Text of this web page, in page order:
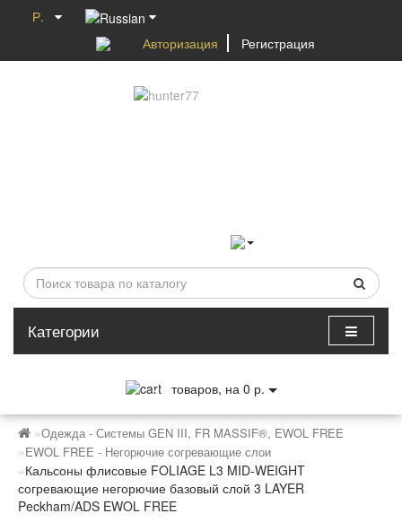
Р.
Авторизация
Регистрация
Категории
0 товаров, на 0 р.
Одежда - Системы GEN III, FR MASSIF®, EWOL FREE
EWOL FREE - Негорючие согревающие слои
Кальсоны флисовые FOLIAGE L3 MID-WEIGHT
согревающие негорючие базовый слой 3 LAYER
Peckham/ADS EWOL FREE